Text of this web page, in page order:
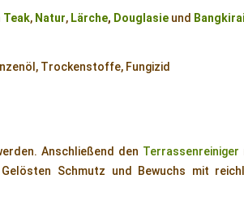
Teak, Natur, Lärche, Douglasie und Bangkirai
Trockenstoffe, Fungizid
Anschließend den Terrassenreiniger
Schmutz und Bewuchs mit